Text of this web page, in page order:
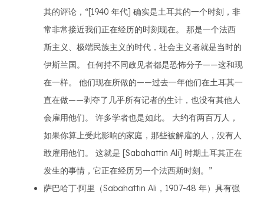
其的评论，“[1940 年代] 确实是土耳其的一个时刻，非
常非常接近我们正在经历的时刻现在。 那是一个法西
斯主义、极端民族主义的时代，社会主义者就是当时的
伊斯兰国。 任何持不同政见者都是恐怖分子——这和现
在一样。 他们现在所做的——过去一年他们在土耳其一
直在做——剥夺了几乎所有记者的生计，也没有其他人
会雇用他们。 许多学者也是如此。 大约有两百万人，
如果你算上受此影响的家庭，那些被解雇的人，没有人
敢雇用他们。 这就是 [Sabahattin Ali] 时期土耳其正在
发生的事情，它正在经历另一个法西斯时刻。”
萨巴哈丁·阿里（Sabahattin Ali，1907-48 年）具有强